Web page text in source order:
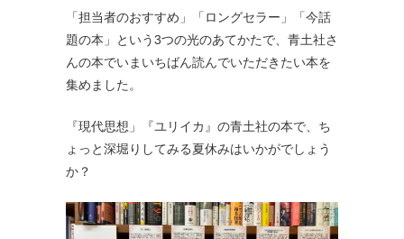
「担当者のおすすめ」「ロングセラー」「今話
題の本」という3つの光のあてかたで、青土社さ
んの本でいまいちばん読んでいただきたい本を
集めました。
『現代思想」『ユリイカ』の青土社の本で、ち
ょっと深堀りしてみる夏休みはいかがでしょう
か？